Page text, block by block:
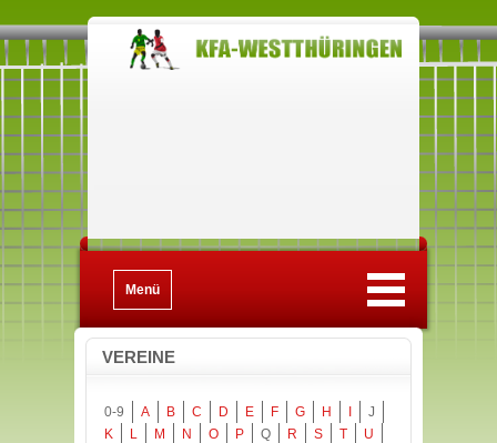
Menü
VEREINE
0-9 A B C D E F G H
J
K
L M N O P Q R S T
U